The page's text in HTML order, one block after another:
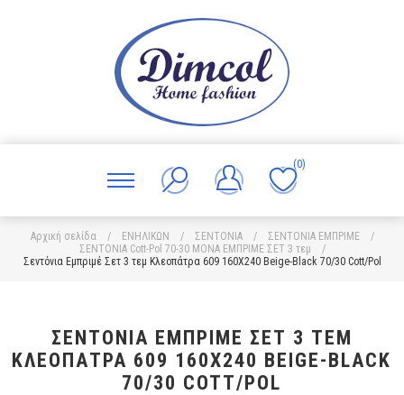
(0)
Αρχική σελίδα / ΕΝΗΛΙΚΩΝ / ΣΕΝΤΟΝΙΑ / ΣΕΝΤΟΝΙΑ ΕΜΠΡΙΜΕ
/
ΣΕΝΤΟΝΙΑ Cott-Pol 70-30 ΜΟΝΑ ΕΜΠΡΙΜΕ ΣΕΤ 3 τεμ
/
Σεντόνια Εμπριμέ Σετ 3 τεμ Κλεοπάτρα 609 160X240 Beige-Black 70/30 Cott/Pol
ΣΕΝΤΌΝΙΑ ΕΜΠΡΙΜΈ ΣΕΤ 3 ΤΕΜ
ΚΛΕΟΠΆΤΡΑ 609 160X240 BEIGE-BLACK
70/30 COTT/POL